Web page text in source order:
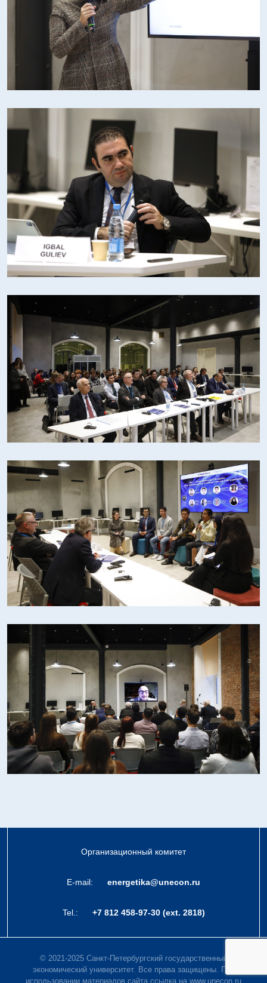
Организационный комитет
E-mail: energetika@unecon.ru
Tel.: +7 812 458-97-30 (ext. 2818)
© 2021-2025 Санкт-Петербургский государственный
экономический университет. Все права защищены. При
использовании материалов сайта ссылка на www.unecon.ru